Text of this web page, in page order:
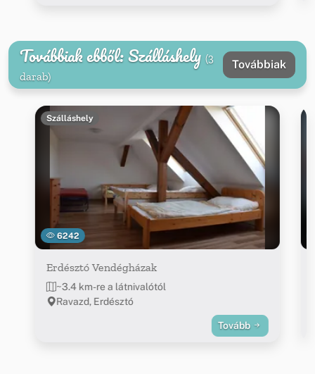
Továbbiak ebből: Szálláshely (3
darab)
Továbbiak
6242
Szálláshely
Erdésztó Vendégházak
~3.4 km-re a látnivalótól
Ravazd, Erdésztó
Tovább